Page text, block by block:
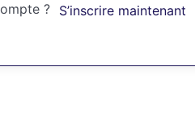
? S’inscrire maintenant